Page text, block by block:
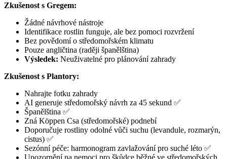
Zkušenost s Gregem:
Žádné návrhové nástroje
Identifikace rostlin funguje, ale bez pomoci rozvržení
Bez povědomí o středomořském klimatu
Pouze angličtina (raději španělština)
Výsledek: Neuživatelné pro plánování zahrady
Zkušenost s Plantory:
Nahrajte fotku zahrady
AI generuje středomořský návrh za 45 sekund ✅
Španělština ✅
Zná Köppen Csa (středomořské) podnebí
Doporučuje rostliny odolné vůči suchu (levandule, rozmarýn,
cistus) ✅
Sezónní péče: harmonogram zavlažování pro suché léto ✅
Upozornění na nemoci pro škůdce běžné ve středomořských